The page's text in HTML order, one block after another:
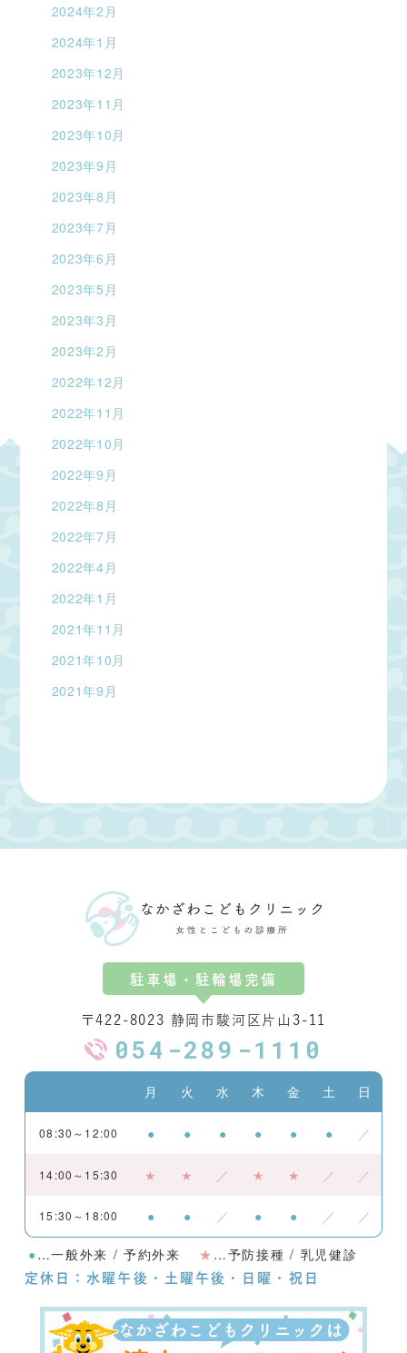
2024年2月
2024年1月
2023年12月
2023年11月
2023年10月
2023年9月
2023年8月
2023年7月
2023年6月
2023年5月
2023年3月
2023年2月
2022年12月
2022年11月
2022年10月
2022年9月
2022年8月
2022年7月
2022年4月
2022年1月
2021年11月
2021年10月
2021年9月
駐車場・駐輪場完備
〒422-8023 静岡市駿河区片山3-11
054-289-1110
月 火 水 木 金 土 日
08:30～12:00 ● ● ● ● ● ● ／
14:00～15:30 ★ ★ ／ ★ ★ ／ ／
15:30～18:00 ● ● ／ ● ● ／ ／
●…一般外来 / 予約外来 ★ …予防接種 / 乳児健診
定休日：水曜午後・土曜午後・日曜・祝日